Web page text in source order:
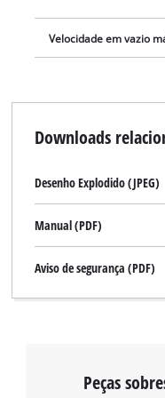
Velocidade em vazio
Downloads
Desenho Explodido (JPEG)
Manual (PDF)
Aviso de segurança (PDF)
Peças